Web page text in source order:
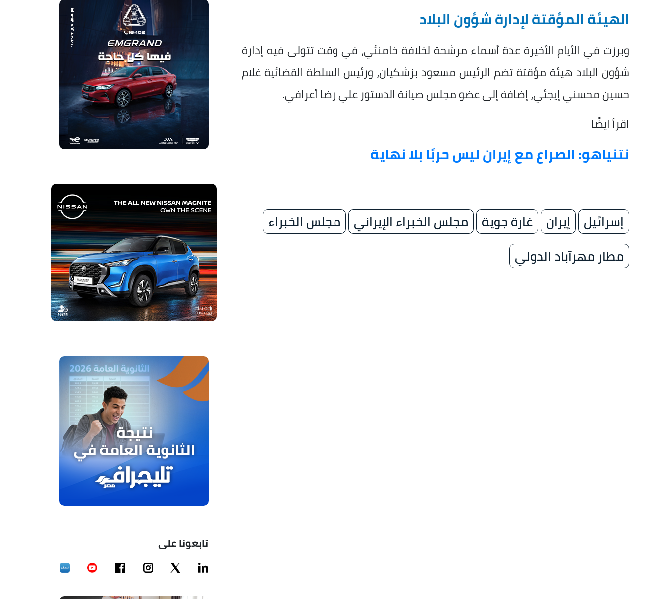
الهيئة المؤقتة لإدارة شؤون البلاد
وبرزت في الأيام الأخيرة عدة أسماء مرشحة لخلافة خامنئي، في وقت تتولى فيه إدارة
شؤون البلاد هيئة مؤقتة تضم الرئيس مسعود بزشكيان، ورئيس السلطة القضائية غلام
حسين محسني إيجئي، إضافة إلى عضو مجلس صيانة الدستور علي رضا أعرافي.
اقرأ ايضًا
نتنياهو: الصراع مع إيران ليس حربًا بلا نهاية
إسرائيل إيران غارة جوية مجلس الخبراء الإيراني
مجلس الخبراء
مطار مهرآباد الدولي
تابعونا على